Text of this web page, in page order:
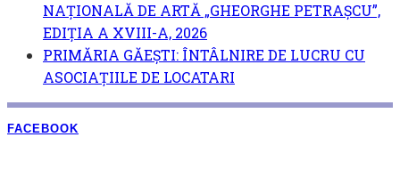
NAȚIONALĂ DE ARTĂ „GHEORGHE PETRAȘCU”,
EDIŢIA A XVIII-A, 2026
PRIMĂRIA GĂEȘTI: ÎNTÂLNIRE DE LUCRU CU
ASOCIAȚIILE DE LOCATARI
FACEBOOK